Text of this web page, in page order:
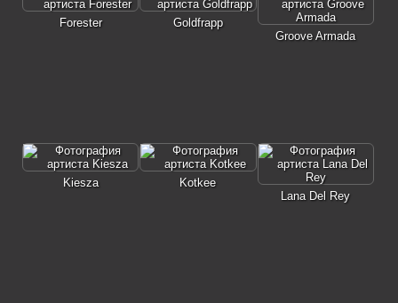
Forester
Goldfrapp
Groove Armada
Kiesza
Kotkee
Lana Del Rey